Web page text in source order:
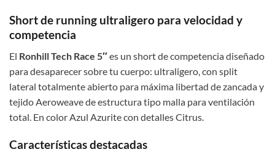
Short de running ultraligero para velocidad y
competencia
El Ronhill Tech Race 5″es un short de competencia diseñado
para desaparecer sobre tu cuerpo: ultraligero, con split
lateral totalmente abierto para máxima libertad de zancada y
tejido Aeroweave de estructura tipo malla para ventilación
total. En color Azul Azurite con detalles Citrus.
Características destacadas